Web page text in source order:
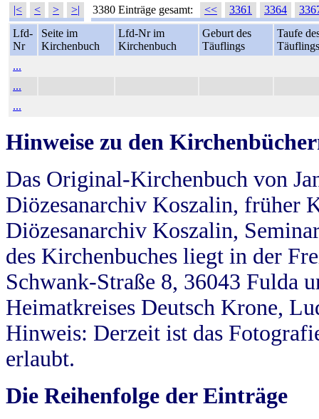
|< < > >| 3380 Einträge gesamt: << 3361 3364
Lfd-
Nr
Seite im
Kirchenbuch
Lfd-Nr im
Kirchenbuch
Geburt des
Täuflings
Taufe
Täuflings
...
...
...
Hinweise zu den
Das Original-Kirchenbuch von
Diözesanarchiv Koszalin, früher
Diözesanarchiv Koszalin,
des Kirchenbuches liegt in der
Schwank-Straße 8, 36043 Fulda
Heimatkreises Deutsch Krone,
Hinweis: Derzeit ist das
erlaubt.
Die Reihenfolge der Einträge